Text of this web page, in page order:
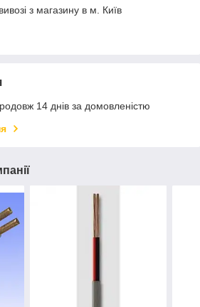
з магазину в м. Київ
14 днів за домовленістю